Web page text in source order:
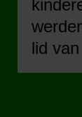
lid